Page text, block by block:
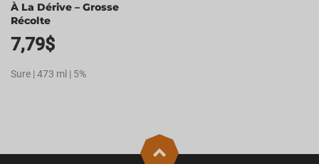
À La Dérive – Grosse
Récolte
7,79$
Sure | 473 ml | 5%